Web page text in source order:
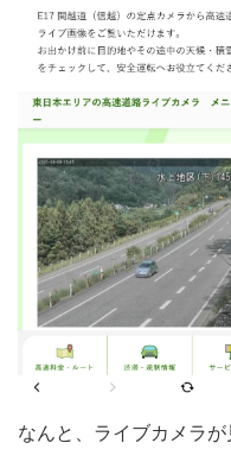
なんと、ライブカメラが